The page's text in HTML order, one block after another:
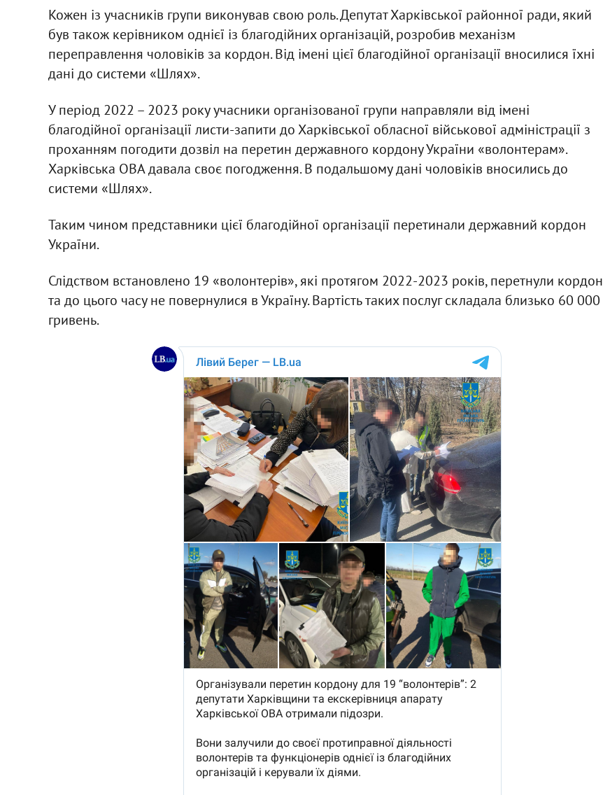
Кожен із учасників групи виконував свою роль. Депутат Харківської районної ради, який
був також керівником однієї із благодійних організацій, розробив механізм
переправлення чоловіків за кордон. Від імені цієї благодійної організації вносилися їхні
дані до системи «Шлях».
У період 2022 – 2023 року учасники організованої групи направляли від імені
благодійної організації листи-запити до Харківської обласної військової адміністрації з
проханням погодити дозвіл на перетин державного кордону України «волонтерам».
Харківська ОВА давала своє погодження. В подальшому дані чоловіків вносились до
системи «Шлях».
Таким чином представники цієї благодійної організації перетинали державний кордон
України.
Слідством встановлено 19 «волонтерів», які протягом 2022-2023 років, перетнули кордон
та до цього часу не повернулися в Україну. Вартість таких послуг складала близько 60 000
гривень.